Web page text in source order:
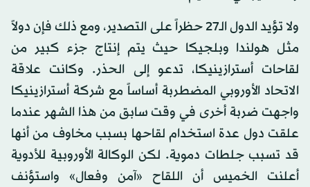
ولا تؤيد الدول الـ27 حظراً على التصدير، ومع ذلك فإن دولاً
مثل هولندا وبلجيكا حيث يتم إنتاج جزء كبير من
لقاحات أسترازينيكا، تدعو إلى الحذر. وكانت علاقة
الاتحاد الأوروبي المضطربة أساساً مع شركة أسترازينيكا
واجهت ضربة أخرى في وقت سابق من هذا الشهر عندما
علقت دول عدة استخدام لقاحها بسبب مخاوف من أنها
قد تسبب جلطات دموية. لكن الوكالة الأوروبية للأدوية
أعلنت الخميس أن اللقاح «آمن وفعال» واستؤنف